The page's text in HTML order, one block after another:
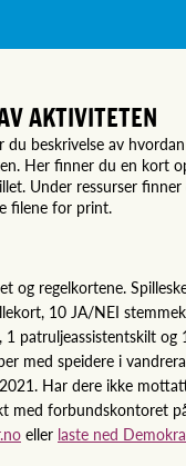
AKTIVITETEN
du beskrivelse av
Her finner du en kort
Under ressurser
filene for print.
og regelkortene.
10 JA/NEI
patruljeassistentskilt og
med speidere i
Har dere ikke
med forbundskontoret
eller laste ned